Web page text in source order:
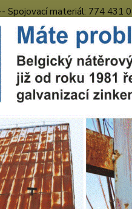
Spojovací materiál: 774 431
Fotogalerie z výstav
Úvod Ruční
6541000